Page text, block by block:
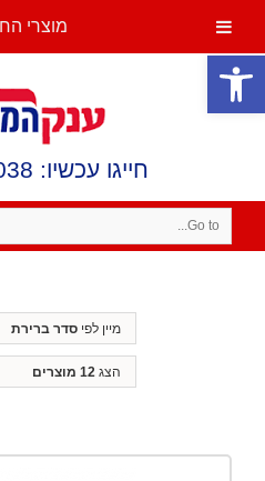
פתח סרגל נגישות
חייגו עכשיו: 1700-500-038
Go to...
מיין לפיסדר ברירת
מחדל
הצג12 מוצרים
מוצרי